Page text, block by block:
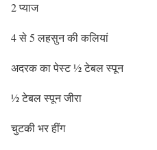
2 प्याज
4 से 5 लहसुन की कलियां
अदरक का पेस्ट ½ टेबल स्पून
½ टेबल स्पून जीरा
चुटकी भर हींग